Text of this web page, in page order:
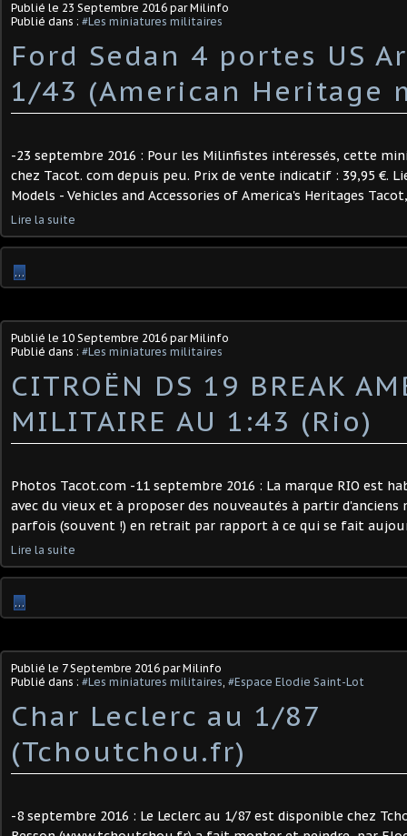
Publié le 23 Septembre 2016 par Milinfo
Publié dans : #Les miniatures militaires
Ford Sedan 4 portes US
1/43 (American Heritage
-23 septembre 2016 : Pour les Milinfistes intéressés, cette
chez Tacot. com depuis peu. Prix de vente indicatif : 39,95 €.
Models - Vehicles and Accessories of America's Heritages
Lire la suite
…
Publié le 10 Septembre 2016 par Milinfo
Publié dans : #Les miniatures militaires
CITROËN DS 19 BREAK
MILITAIRE AU 1:43 (Rio)
Photos Tacot.com -11 septembre 2016 : La marque RIO est
avec du vieux et à proposer des nouveautés à partir
parfois (souvent !) en retrait par rapport à ce qui se fait
Lire la suite
…
Publié le 7 Septembre 2016 par Milinfo
Publié dans : #Les miniatures militaires, #Espace Elodie Saint-Lot
Char Leclerc au 1/87
(Tchoutchou.fr)
-8 septembre 2016 : Le Leclerc au 1/87 est disponible chez